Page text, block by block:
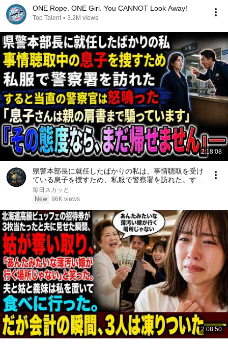
ONE Rope. ONE Girl. You CANNOT Look Away!
Top Talent • 3.2M views
2:18:08
県警本部長に就任したばかりの私は、事情聴取を受け
ている息子を捜すため、私服で警察署を訪れた。する
と当直の警察官は「息子さんは親の肩書まで騙ってい
ます。その態度なら、まだ帰せません」と怒鳴った
毎日スカッと
New 96K views
2:08:50